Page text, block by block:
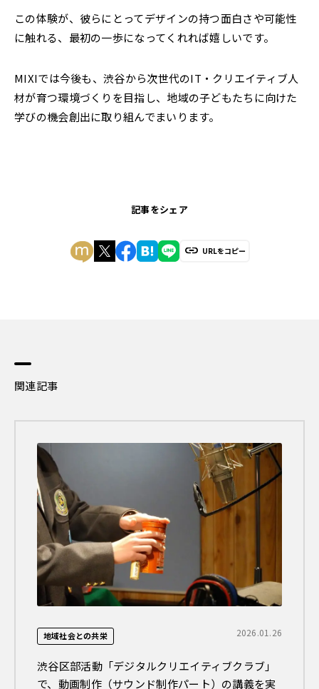
この体験が、彼らにとってデザインの持つ面白さや可能性
に触れる、最初の一歩になってくれれば嬉しいです。
MIXIでは今後も、渋谷から次世代のIT・クリエイティブ人
材が育つ環境づくりを目指し、地域の子どもたちに向けた
学びの機会創出に取り組んでまいります。
記事をシェア
URLをコピー
関連記事
地域社会との共栄 2026.01.26
渋谷区部活動「デジタルクリエイティブクラブ」
で、動画制作（サウンド制作パート）の講義を実